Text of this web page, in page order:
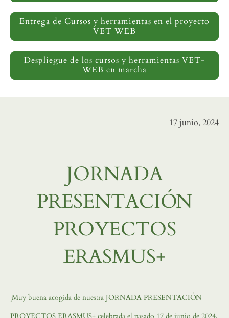
Entrega de Cursos y herramientas en el proyecto
VET WEB
Despliegue de los cursos y herramientas VET-
WEB en marcha
17 junio, 2024
JORNADA
PRESENTACIÓN
PROYECTOS
ERASMUS+
¡Muy buena acogida de nuestra JORNADA PRESENTACIÓN